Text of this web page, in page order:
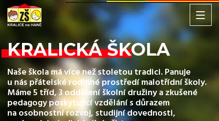
KRALICKÁ ŠKOLA
Naše škola má více než stoletou tradici. Panuje
u nás přátelské rodinné prostředí malotřídní školy.
Máme 5 tříd, 3 oddělení školní družiny a zkušené
pedagogy poskytující vzdělání s důrazem
na osobnostní rozvoj, studijní dovednosti,